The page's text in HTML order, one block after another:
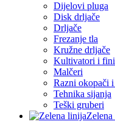
Dijelovi pluga
Disk drljače
Drljače
Frezanje tla
Kružne drljače
Kultivatori i
Malčeri
Razni okopači
Tehnika sijanja
Teški gruberi